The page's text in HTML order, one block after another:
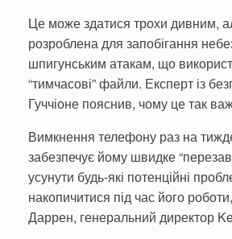
Це може здатися трохи дивним,
розроблена для запобігання
шпигунським атакам, що
“тимчасові” файли. Експерт із
Гуччіоне пояснив, чому це так
Вимкнення телефону раз на
забезпечує йому швидке
усунути будь-які потенційні
накопичитися під час його
Даррен, генеральний директор